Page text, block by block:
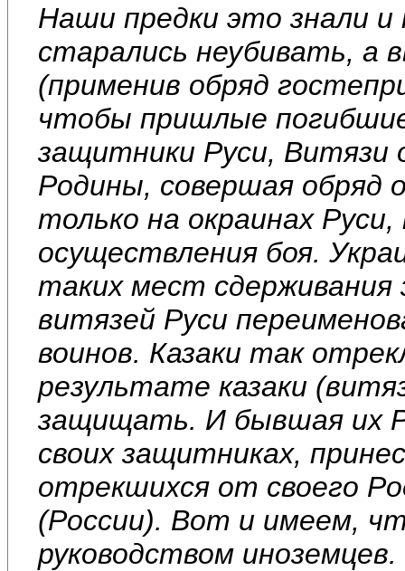
Наши предки это знали
старались неубивать, а
(применив обряд
чтобы пришлые
защитники Руси,
Родины, совершая обряд
только на окраинах
осуществления боя.
таких мест сдерживания
витязей Руси
воинов. Казаки так
результате казаки
защищать. И бывшая их
своих защитниках,
отрекшихся от своего
(России). Вот и имеем,
руководством иноземцев.